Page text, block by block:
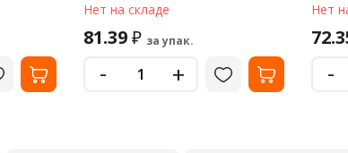
Нет на складе
81.39₽ за упак.
- +
Нет
-